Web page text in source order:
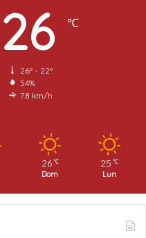
26 ℃
26º - 22º
54%
7.8 km/h
26 ℃
Dom
25 ℃
Lun